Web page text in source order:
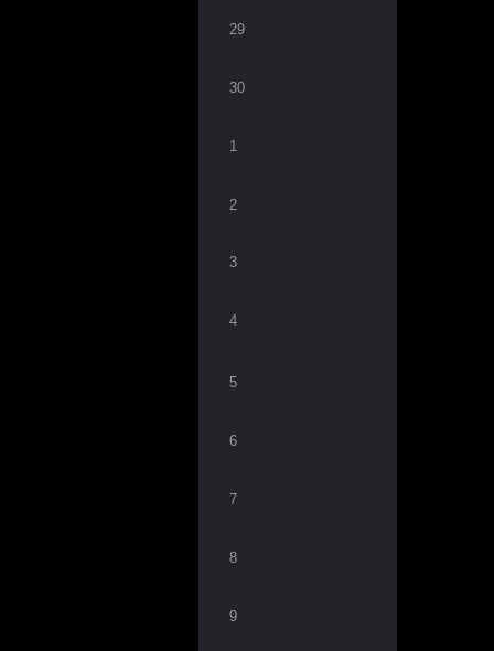
29
30
1
2
3
4
5
6
7
8
9